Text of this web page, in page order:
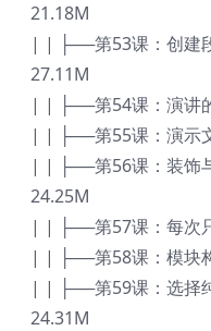
21.18M
| | ├──第53课：创建
27.11M
| | ├──第54课：演讲
| | ├──第55课：演示
| | ├──第56课：装饰
24.25M
| | ├──第57课：每次
| | ├──第58课：模块
| | ├──第59课：选择
24.31M